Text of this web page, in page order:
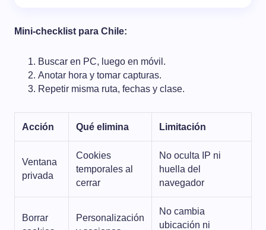
Mini-checklist para Chile:
Buscar en PC, luego en móvil.
Anotar hora y tomar capturas.
Repetir misma ruta, fechas y clase.
Acción Qué elimina Limitación
Ventana
privada
Cookies
temporales al
cerrar
No oculta IP ni
huella del
navegador
Borrar
Personalización
No cambia
ubicación ni